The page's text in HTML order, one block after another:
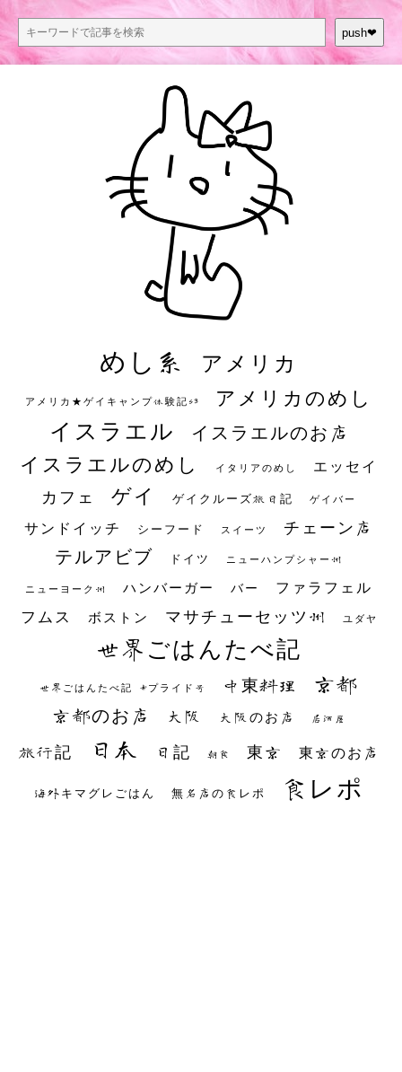
push❤︎
めし系 アメリカ
アメリカ★ゲイキャンプ体験記S3 アメリカのめし
イスラエル イスラエルのお店
イスラエルのめし イタリアのめし エッセイ
カフェ ゲイ ゲイクルーズ旅日記 ゲイバー
サンドイッチ シーフード スイーツ チェーン店
テルアビブ ドイツ ニューハンプシャー州
ニューヨーク州 ハンバーガー バー ファラフェル
フムス ボストン マサチューセッツ州 ユダヤ
世界ごはんたべ記
世界ごはんたべ記 #プライド号 中東料理 京都
京都のお店 大阪 大阪のお店 居酒屋
旅行記 日本 日記 朝食 東京 東京のお店
海外キマグレごはん 無名店の食レポ 食レポ